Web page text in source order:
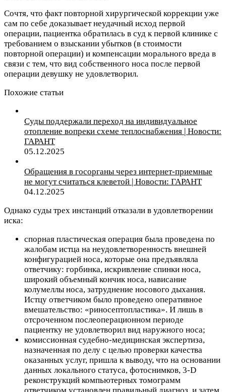
Сочтя, что факт повторной хирургической коррекции уже
сам по себе доказывает неудачный исход первой
операции, пациентка обратилась в суд к первой клинике с
требованием о взыскании убытков (в стоимости
повторной операции) и компенсации морального вреда в
связи с тем, что вид собственного носа после первой
операции девушку не удовлетворил.
Похожие статьи
Суды поддержали переход на индивидуальное
отопление вопреки схеме теплоснабжения | Новости:
ГАРАНТ
05.12.2025
Обращения в госорганы через интернет-приемные
не могут считаться клеветой | Новости: ГАРАНТ
04.12.2025
Однако суды трех инстанций отказали в удовлетворении
иска:
спорная пластическая операция была проведена по
жалобам истца на неудовлетворенность внешней
конфигурацией носа, которые она предъявляла
ответчику: горбинка, искривление спинки носа,
широкий объемный кончик носа, нависание
колумеллы носа, затруднение носового дыхания.
Истцу ответчиком было проведено оперативное
вмешательство: «риносептопластика». И лишь в
отсроченном послеоперационном периоде
пациентку не удовлетворил вид наружного носа;
комиссионная судебно-медицинская экспертиза,
назначенная по делу с целью проверки качества
оказанных услуг, пришла к выводу, что на основании
данных локального статуса, фотоснимков, 3-D
реконструкций компьютерных томограмм